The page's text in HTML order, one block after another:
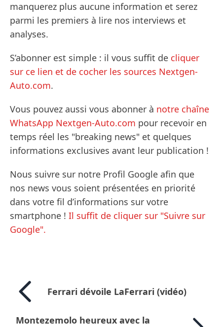
manquerez plus aucune information et serez
parmi les premiers à lire nos interviews et
analyses.
S’abonner est simple : il vous suffit de cliquer
sur ce lien et de cocher les sources Nextgen-
Auto.com.
Vous pouvez aussi vous abonner à notre chaîne
WhatsApp Nextgen-Auto.com pour recevoir en
temps réel les "breaking news" et quelques
informations exclusives avant leur publication !
Nous suivre sur notre Profil Google afin que
nos news vous soient présentées en priorité
dans votre fil d’informations sur votre
smartphone ! Il suffit de cliquer sur "Suivre sur
Google".
Ferrari dévoile LaFerrari (vidéo)
Montezemolo heureux avec la